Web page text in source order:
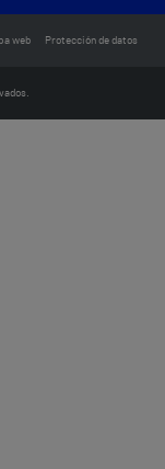
web Protección de datos